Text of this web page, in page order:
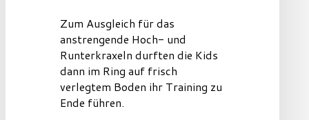
Zum Ausgleich für das
anstrengende Hoch- und
Runterkraxeln durften die Kids
dann im Ring auf frisch
verlegtem Boden ihr Training zu
Ende führen.